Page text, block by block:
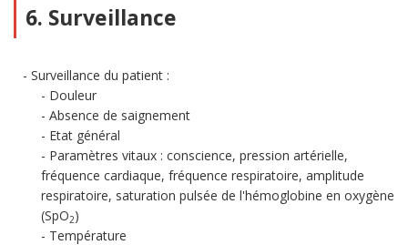
6. Surveillance
Surveillance du patient :
Douleur
Absence de saignement
Etat général
Paramètres vitaux : conscience, pression artérielle,
fréquence cardiaque, fréquence respiratoire, amplitude
respiratoire, saturation pulsée de l'hémoglobine en oxygène
(SpO2)
Température